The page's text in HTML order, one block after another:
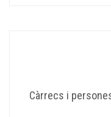
Càrrecs i